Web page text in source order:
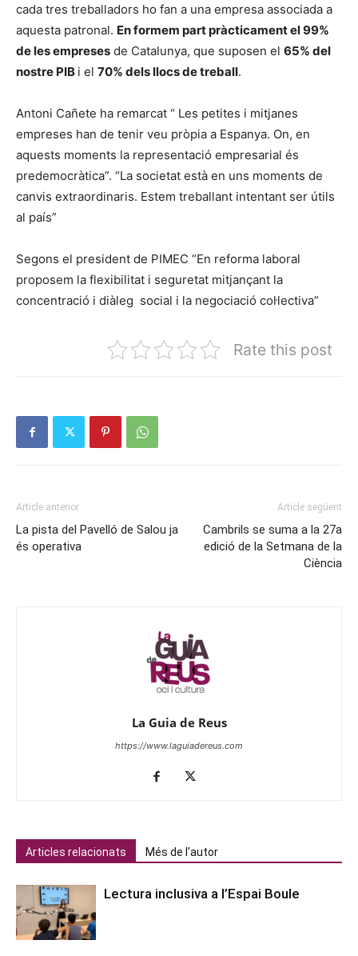
cada tres treballadors ho fan a una empresa associada a
aquesta patronal. En formem part pràcticament el 99%
de les empreses de Catalunya, que suposen el 65% del
nostre PIB i el 70% dels llocs de treball.
Antoni Cañete ha remarcat “ Les petites i mitjanes
empreses han de tenir veu pròpia a Espanya. On, en
aquests moments la representació empresarial és
predemocràtica”. “La societat està en uns moments de
canvis extraordinaris. Estem treballant intentant ser útils
al país”
Segons el president de PIMEC “En reforma laboral
proposem la flexibilitat i seguretat mitjançant la
concentració i diàleg social i la negociació col·lectiva”
Rate this post
Article anterior
La pista del Pavelló de Salou ja
és operativa
Article següent
Cambrils se suma a la 27a
edició de la Setmana de la
Ciència
La Guia de Reus
https://www.laguiadereus.com
Articles relacionats Més de l'autor
Lectura inclusiva a l’Espai Boule